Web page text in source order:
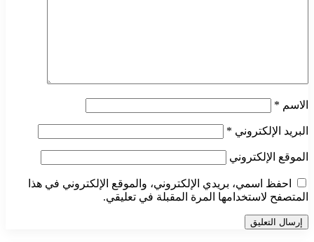
الاسم *
البريد الإلكتروني *
الموقع الإلكتروني
احفظ اسمي، بريدي الإلكتروني، والموقع الإلكتروني في هذا
المتصفح لاستخدامها المرة المقبلة في تعليقي.